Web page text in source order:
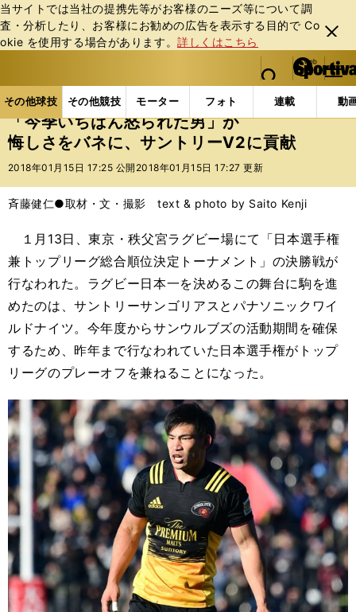
当サイトでは当社の提携先等がお客様のニーズ等について調
査・分析したり、お客様にお勧めの広告を表⽰する⽬的で Co
okie を使⽤する場合があります。詳しくはこちら
閉じ
る
web Sportiva (webスポルティーバ)
検索
マイペ
ー
ジ
メニュ
その他球技 その他競技 モーター フォト 連載 動
ス
ポ
ル
バ
その他球技の記事一覧 ラグビー 「今季いちばん怒
「今季いちばん怒られた男」が
悔しさをバネに、サントリーV2に貢献
2018年01月15日 17:25 公開 2018年01月15日 17:27 更新
斉藤健仁●取材・文・撮影 text & photo by Saito Kenji
１月13日、東京・秩父宮ラグビー場にて「日本選手権
兼トップリーグ総合順位決定トーナメント」の決勝戦が
行なわれた。ラグビー日本一を決めるこの舞台に駒を進
めたのは、サントリーサンゴリアスとパナソニックワイ
ルドナイツ。今年度からサンウルブズの活動期間を確保
するため、昨年まで行なわれていた日本選手権がトップ
リーグのプレーオフを兼ねることになった。